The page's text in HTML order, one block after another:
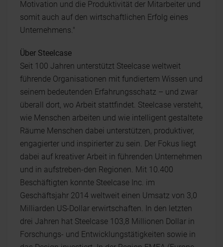
Motivation und die Produktivität der Mitarbeiter und
somit auch auf den wirtschaftlichen Erfolg eines
Unternehmens."
Über Steelcase
Seit 100 Jahren unterstützt Steelcase weltweit
führende Organisationen mit fundiertem Wissen und
seinem bedeutenden Erfahrungsschatz – und zwar
überall dort, wo Arbeit stattfindet. Steelcase versteht,
wie Menschen arbeiten und wie intelligent gestaltete
Räume Menschen dabei unterstützen, produktiver,
engagierter und inspirierter zu sein. Der Fokus liegt
dabei auf kreativer Arbeit in führenden Unternehmen
und in aufstreben-den Regionen. Mit 10.400
Beschäftigten konnte Steelcase Inc. im
Geschäftsjahr 2014 weltweit einen Umsatz von 3,0
Milliarden US-Dollar erwirtschaften. In den letzten
drei Jahren hat Steelcase 103,8 Millionen Dollar in
Forschungs- und Entwicklungstätigkeiten sowie in